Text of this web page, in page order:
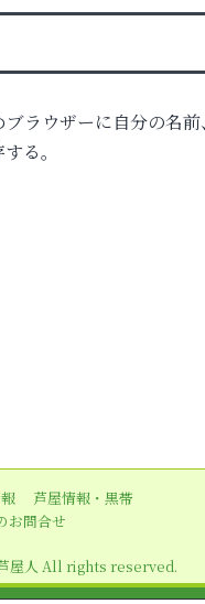
ラウザーに自分の名前
る。
芦屋情報・黒帯
お問合せ
屋人 All rights reserved.